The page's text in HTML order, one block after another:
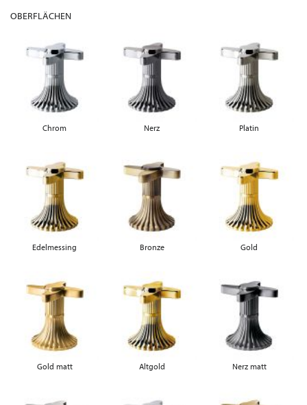
OBERFLÄCHEN
Chrom Nerz Platin
Edelmessing Bronze Gold
Gold matt Altgold Nerz matt